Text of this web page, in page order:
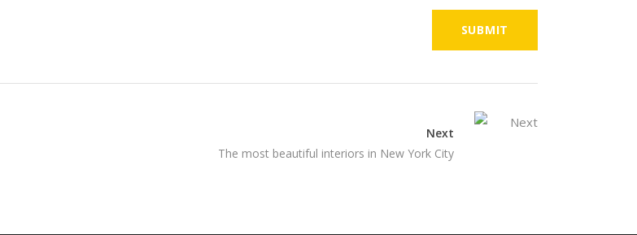
Next
The most beautiful interiors in New York City